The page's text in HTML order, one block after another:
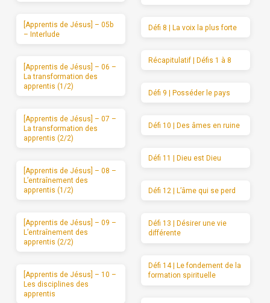
[Apprentis de Jésus] – 05b
– Interlude
[Apprentis de Jésus] – 06 –
La transformation des
apprentis (1/2)
[Apprentis de Jésus] – 07 –
La transformation des
apprentis (2/2)
[Apprentis de Jésus] – 08 –
L’entraînement des
apprentis (1/2)
[Apprentis de Jésus] – 09 –
L’entraînement des
apprentis (2/2)
[Apprentis de Jésus] – 10 –
Les disciplines des
apprentis
Défi 8 | La voix la plus forte
Récapitulatif | Défis 1 à 8
Défi 9 | Posséder le pays
Défi 10 | Des âmes en ruine
Défi 11 | Dieu est Dieu
Défi 12 | L’âme qui se perd
Défi 13 | Désirer une vie
différente
Défi 14 | Le fondement de la
formation spirituelle